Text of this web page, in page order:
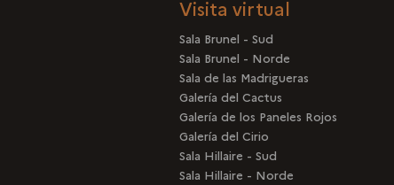
Visita virtual
Sala Brunel - Sud
Sala Brunel - Norde
Sala de las Madrigueras
Galería del Cactus
Galería de los Paneles Rojos
Galería del Cirio
Sala Hillaire - Sud
Sala Hillaire - Norde